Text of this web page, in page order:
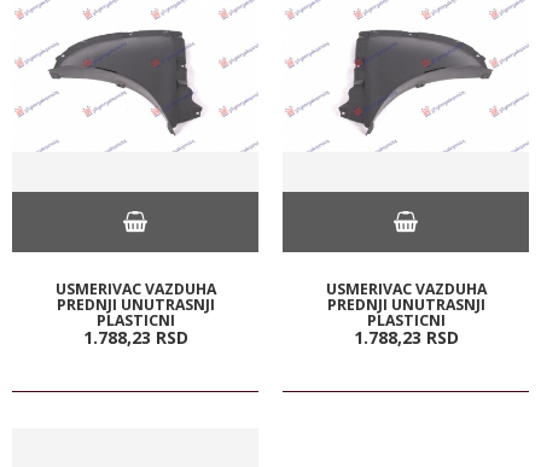
USMERIVAC VAZDUHA
PREDNJI UNUTRASNJI
PLASTICNI
1.788,23 RSD
USMERIVAC VAZDUHA
PREDNJI UNUTRASNJI
PLASTICNI
1.788,23 RSD